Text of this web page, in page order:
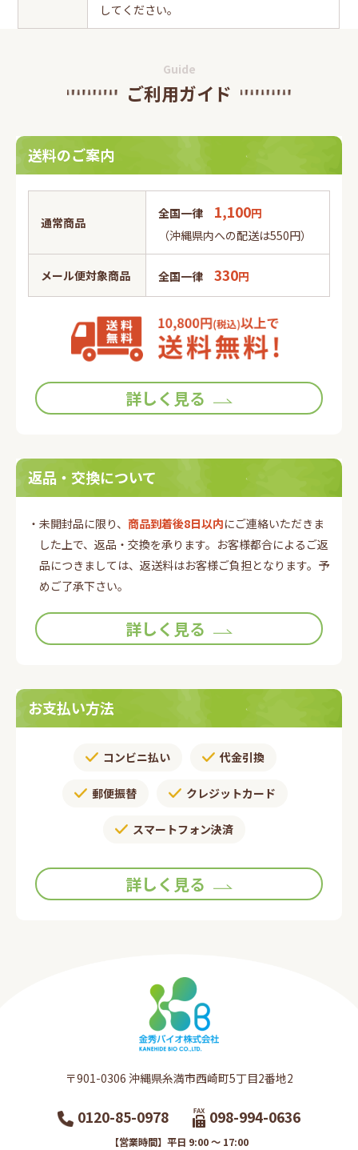
してください。
Guide
ご利用ガイド
送料のご案内
通常商品
全国一律 1,100円
（沖縄県内への配送は550円）
メール便対象商品 全国一律 330円
詳しく見る
返品・交換について
・未開封品に限り、 商品到着後8日以内にご連絡いただきま
した上で、返品・交換を承ります。お客様都合によるご返
品につきましては、返送料はお客様ご負担となります。予
めご了承下さい。
詳しく見る
お支払い方法
コンビニ払い 代金引換
郵便振替​ クレジットカード
スマートフォン決済
詳しく見る
〒901-0306​ 沖縄県糸満市西崎町5丁目2番地2​
0120-85-0978 098-994-0636
【営業時間】平日 9:00 ～ 17:00